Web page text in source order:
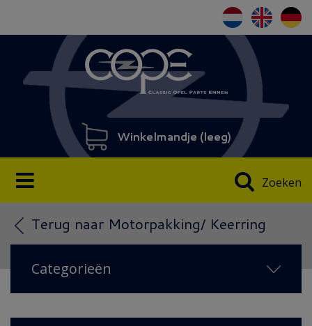
Winkelmandje (leeg)
Zoeken
Terug naar Motorpakking/ Keerring
Categorieën
NIEUW IN 2026(72)